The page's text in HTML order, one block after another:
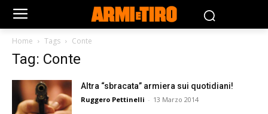
Home Tags Conte
Tag: Conte
Altra “sbracata” armiera sui quotidiani!
Ruggero Pettinelli - 13 Marzo 2014